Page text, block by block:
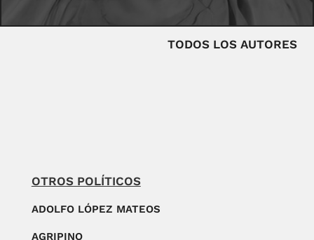
TODOS LOS AUTORES
OTROS POLÍTICOS
ADOLFO LÓPEZ MATEOS
AGRIPINO